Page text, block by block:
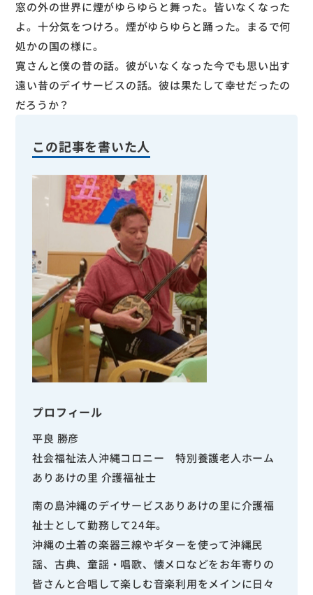
窓の外の世界に煙がゆらゆらと舞った。皆いなくなった
よ。十分気をつけろ。煙がゆらゆらと踊った。まるで何
処かの国の様に。
寛さんと僕の昔の話。彼がいなくなった今でも思い出す
遠い昔のデイサービスの話。彼は果たして幸せだったの
だろうか？
この記事を書いた人
プロフィール
平良 勝彦
社会福祉法人沖縄コロニー 特別養護老人ホーム
ありあけの里 介護福祉士
南の島沖縄のデイサービスありあけの里に介護福
祉士として勤務して24年。
沖縄の土着の楽器三線やギターを使って沖縄民
謡、古典、童謡・唱歌、懐メロなどをお年寄りの
皆さんと合唱して楽しむ音楽利用をメインに日々